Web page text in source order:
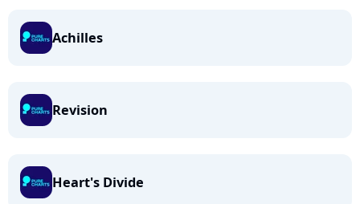
Achilles
Revision
Heart's Divide